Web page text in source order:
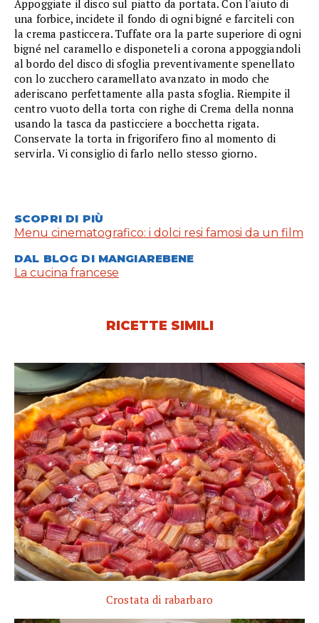
Appoggiate il disco sul piatto da portata. Con l'aiuto di
una forbice, incidete il fondo di ogni bigné e farciteli con
la crema pasticcera. Tuffate ora la parte superiore di ogni
bigné nel caramello e disponeteli a corona appoggiandoli
al bordo del disco di sfoglia preventivamente spenellato
con lo zucchero caramellato avanzato in modo che
aderiscano perfettamente alla pasta sfoglia. Riempite il
centro vuoto della torta con righe di Crema della nonna
usando la tasca da pasticciere a bocchetta rigata.
Conservate la torta in frigorifero fino al momento di
servirla. Vi consiglio di farlo nello stesso giorno.
SCOPRI DI PIÙ
Menu cinematografico: i dolci resi famosi da un film
DAL BLOG DI MANGIAREBENE
La cucina francese
RICETTE SIMILI
Crostata di rabarbaro